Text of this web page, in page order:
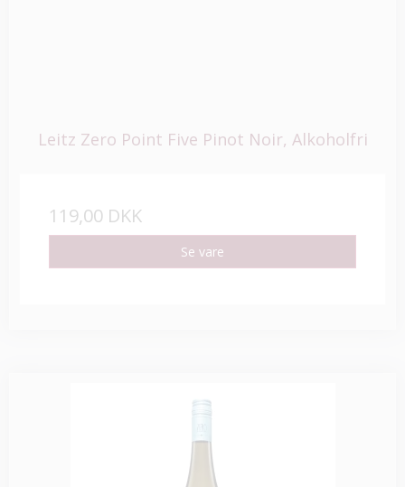
Leitz Zero Point Five Pinot Noir, Alkoholfri
119,00 DKK
Se vare